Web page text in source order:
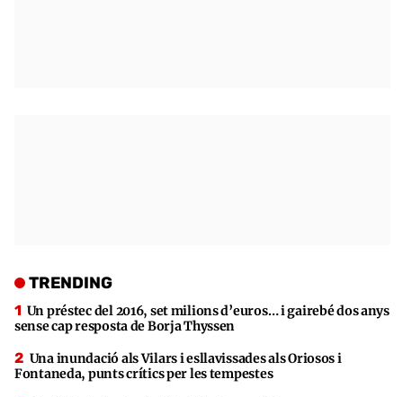
TRENDING
Un préstec del 2016, set milions d’euros… i gairebé dos anys
sense cap resposta de Borja Thyssen
Una inundació als Vilars i esllavissades als Oriosos i
Fontaneda, punts crítics per les tempestes